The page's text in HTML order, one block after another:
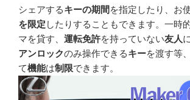
シェアするキーの期間 を指定したり、お
を限定 したりすることもできます。一時
マを貸す、 運転免許を持っていない友人に
アンロックのみ操作できるキーを渡す等
て機能は制限できます。